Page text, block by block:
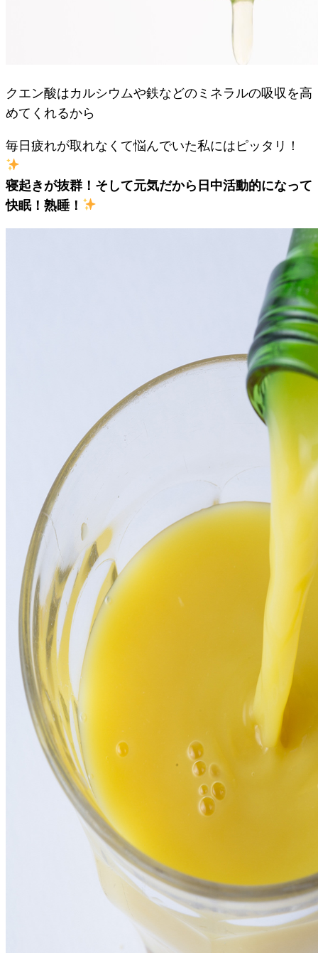
クエン酸はカルシウムや鉄などのミネラルの吸収を高
めてくれるから
毎日疲れが取れなくて悩んでいた私にはピッタリ！
寝起きが抜群！そして元気だから日中活動的になって
快眠！熟睡！